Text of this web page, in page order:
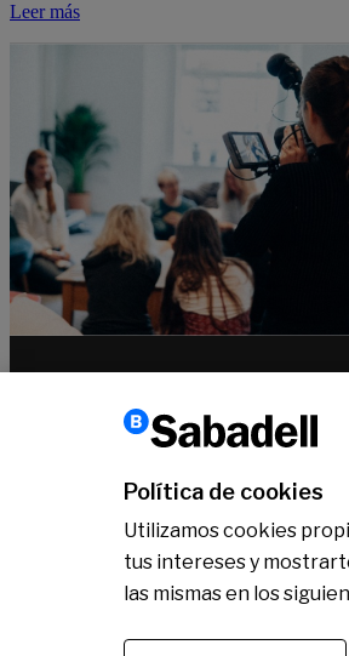
Leer más
ConócenosSala de PrensaActualidad
Política de cookies
Utilizamos cookies
tus intereses y
las mismas en los